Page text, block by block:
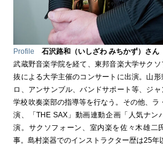
Profile
石沢路和（いしざわ みちかず）さん
武蔵野音楽学院を経て、東邦音楽大学サク
抜による大学主催のコンサートに出演。山
ロ、アンサンブル、バンドサポート等、ジ
学校吹奏楽部の指導等を行なう。その他、ラ
演、「THE SAX」動画連動企画「人気ナン
演。サクソフォーン、室内楽を佐々木雄二
事。島村楽器でのインストラクター歴は25年